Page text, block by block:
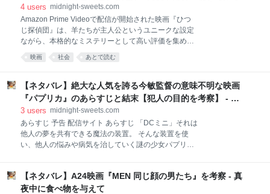
4 users midnight-sweets.com
Amazon Prime Videoで配信が開始された映画『ひつ
じ探偵団』は、羊たちが主人公というユニークな設定
ながら、本格的なミステリーとして高い評価を集めて
いる作品です。 羊飼いのジョージが何者かに殺害され
たことをきっかけに、羊たちは独自の捜査を開始しま
が、その実態は遺産相続や家族の秘密、巧妙な身元偽
装などが絡み合う本格ミステリーです。 この記事では
『ひつじ探偵団』の詳しいあらすじから犯人の正体、
す。 『ひつじ探偵団』あらすじ 作品情報 『ひつじ探
偵団』日本語吹き替え声優一覧 吹き替え版も非常に豪
華 『ひつじ探偵団』ネタバレ結末を先に解説 『ひつじ
ら始まる捜査 巨額の遺産が新たな謎を生む 羊たちが見
つけた違和感 少しずつ浮かび上がる真相 犯人
映画 社会 あとで読む
【ネタバレ】絶大な人気を誇る今敏監督の意味不明な映画
『パプリカ』のあらすじと結末【犯人の目的を考察】 - 真
夜中に食べ物を与えて
3 users midnight-sweets.com
あらすじ 予告 配信サイト あらすじ 「DCミニ」それは
他人の夢を共有できる魔法の装置。 そんな装置を使
い、他人の悩みや病気を治していく謎の少女パプリ
川刑事は「DCミニ」の悪用を防ぐため捜索を始め、犯
人の恐るべき意図を知ることとなる。 予告 引用元：
【ネタバレ】A24映画『MEN 同じ顔の男たち』を考察 - 真
夜中に食べ物を与えて